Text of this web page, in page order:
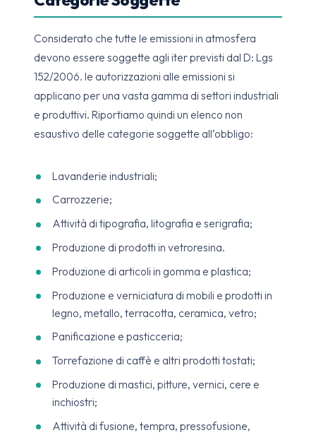
Considerato che tutte le emissioni in atmosfera
devono essere soggette agli iter previsti dal D: Lgs
152/2006. le autorizzazioni alle emissioni si
applicano per una vasta gamma di settori industriali
e produttivi. Riportiamo quindi un elenco non
esaustivo delle categorie soggette all’obbligo:
Lavanderie industriali;
Carrozzerie;
Attività di tipografia, litografia e serigrafia;
Produzione di prodotti in vetroresina.
Produzione di articoli in gomma e plastica;
Produzione e verniciatura di mobili e prodotti in
legno, metallo, terracotta, ceramica, vetro;
Panificazione e pasticceria;
Torrefazione di caffè e altri prodotti tostati;
Produzione di mastici, pitture, vernici, cere e
inchiostri;
Attività di fusione, tempra, pressofusione,